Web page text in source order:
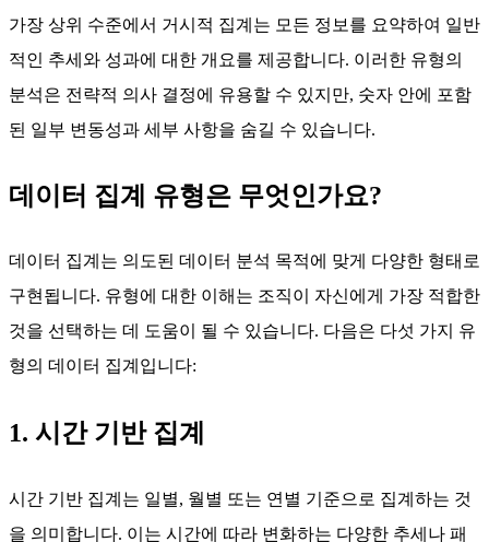
가장 상위 수준에서 거시적 집계는 모든 정보를 요약하여 일반
적인 추세와 성과에 대한 개요를 제공합니다. 이러한 유형의
분석은 전략적 의사 결정에 유용할 수 있지만, 숫자 안에 포함
된 일부 변동성과 세부 사항을 숨길 수 있습니다.
데이터 집계 유형은 무엇인가요?
데이터 집계는 의도된 데이터 분석 목적에 맞게 다양한 형태로
구현됩니다. 유형에 대한 이해는 조직이 자신에게 가장 적합한
것을 선택하는 데 도움이 될 수 있습니다. 다음은 다섯 가지 유
형의 데이터 집계입니다:
1. 시간 기반 집계
시간 기반 집계는 일별, 월별 또는 연별 기준으로 집계하는 것
을 의미합니다. 이는 시간에 따라 변화하는 다양한 추세나 패